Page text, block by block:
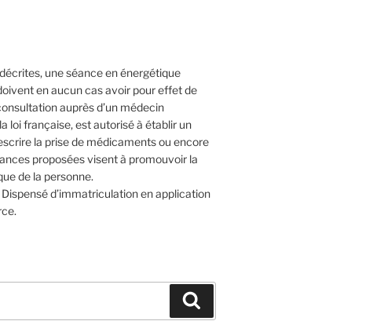
une séance en énergétique
en aucun cas avoir pour effet de
auprès d’un médecin
loi française, est autorisé à établir un
la prise de médicaments ou encore
proposées visent à promouvoir la
de la personne.
d’immatriculation en application